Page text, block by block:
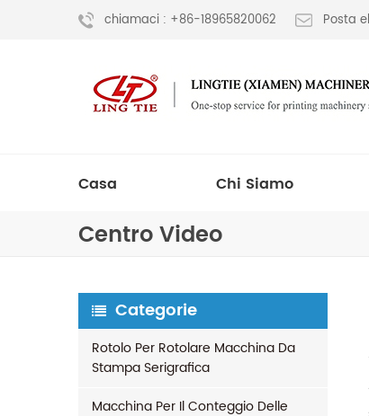
chiamaci : +86-18965820062 Posta
Casa Chi Siamo
Centro Video
Categorie
Rotolo Per Rotolare Macchina Da
Stampa Serigrafica
Macchina Per Il Conteggio Delle